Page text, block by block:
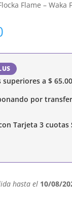
Flame – Waka
superiores a $
por
Tarjeta 3 cuotas
hasta el 10/08/